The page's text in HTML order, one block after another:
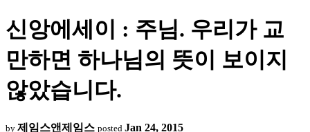
신앙에세이 : 주님. 우리가 교
만하면 하나님의 뜻이 보이지
않았습니다.
by 제임스앤제임스 posted Jan 24, 2015